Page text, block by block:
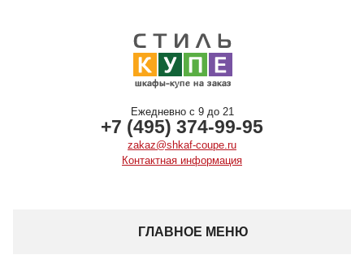
Ежедневно с 9 до 21
+7 (495) 374-99-95
zakaz@shkaf-coupe.ru
Контактная информация
ГЛАВНОЕ МЕНЮ